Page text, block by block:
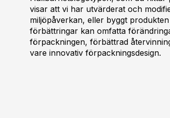
visar att vi har utvärderat och
miljöpåverkan, eller byggt
förbättringar kan omfatta
förpackningen, förbättrad
vare innovativ förpackningsdesign.